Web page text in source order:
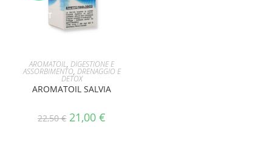
OFFERT
AGGIUNGI AL CARRELLO
AROMATOIL,DIGESTIONE E
ASSORBIMENTO, DRENAGGIO E
DETOX
AROMATOIL SALVIA
22,50€ 21,00€